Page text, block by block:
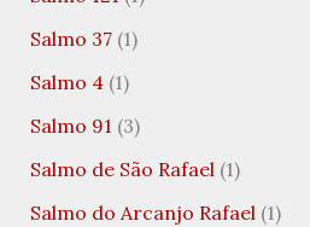
Salmo 37(1)
Salmo 4(1)
Salmo 91 (3)
Salmo de São Rafael(1)
Salmo do Arcanjo Rafael(1)